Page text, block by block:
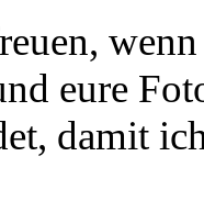
eure
damit